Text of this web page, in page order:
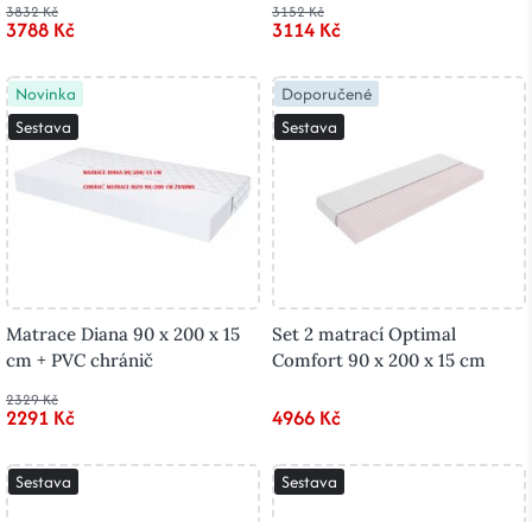
3832 Kč
3788 Kč
3152 Kč
3114 Kč
Novinka
Sestava
Matrace Diana 90 x 200 x 15
cm + PVC chránič
2329 Kč
2291 Kč
Doporučené
Sestava
Set 2 matrací Optimal
Comfort 90 x 200 x 15 cm
4966 Kč
Sestava Sestava